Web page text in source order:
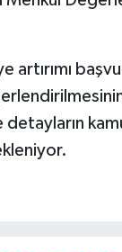
artırımı
detayların